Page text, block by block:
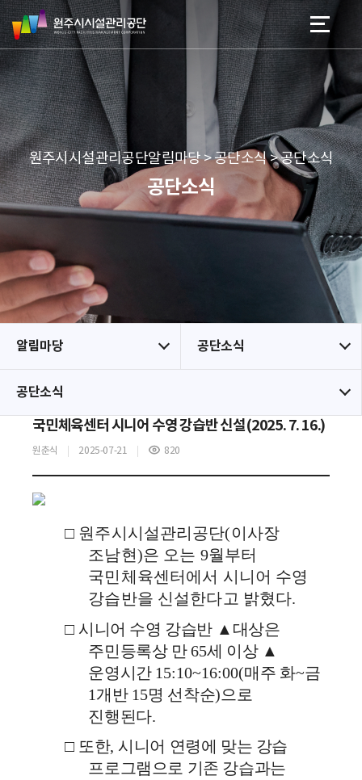
스
킵
네
비
게
이
션
본문 바로가기
메뉴 바로가기
원
주
시
시
설
관
리
공
단원주시시설관리공단알림마당 > 공단소식 > 공단소식
공단소식
알림마당 공단소식
공단소식
국민체육센터 시니어 수영 강습반 신설(2025. 7. 16.)
원춘식 2025-07-21
조
820
□ 원주시시설관리공단(이사장
조남현)은 오는 9월부터
국민체육센터에서 시니어 수영
강습반을 신설한다고 밝혔다.
□ 시니어 수영 강습반 ▲ 대상은
주민등록상 만65세 이상 ▲
운영시간 15:10~16:00(매주 화~금
1개반 15명 선착순)으로
진행된다.
□ 또한, 시니어 연령에 맞는 강습
프로그램으로 기존 강습과는